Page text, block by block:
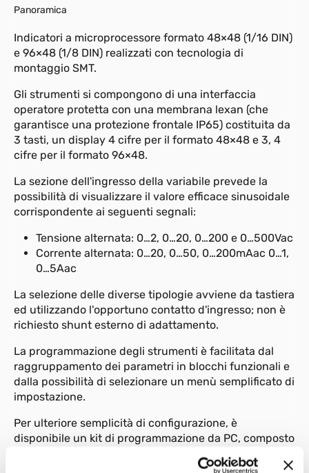
Panoramica
Indicatori a microprocessore formato 48×48 (1/16 DIN)
e 96×48 (1/8 DIN) realizzati con tecnologia di
montaggio SMT.
Gli strumenti si compongono di una interfaccia
operatore protetta con una membrana lexan (che
garantisce una protezione frontale IP65) costituita da
3 tasti, un display 4 cifre per il formato 48×48 e 3, 4
cifre per il formato 96×48.
La sezione dell'ingresso della variabile prevede la
possibilità di visualizzare il valore efficace sinusoidale
corrispondente ai seguenti segnali:
Tensione alternata: 0…2, 0…20, 0…200 e 0…500Vac
Corrente alternata: 0…20, 0…50, 0…200mAac 0…1,
0…5Aac
La selezione delle diverse tipologie avviene da tastiera
ed utilizzando l'opportuno contatto d'ingresso; non è
richiesto shunt esterno di adattamento.
La programmazione degli strumenti è facilitata dal
raggruppamento dei parametri in blocchi funzionali e
dalla possibilità di selezionare un menù semplificato di
impostazione.
Per ulteriore semplicità di configurazione, è
disponibile un kit di programmazione da PC, composto
da un cavetto e da un programma guidato per
ambiente windows (vedere foglio tecnico cod.80020).